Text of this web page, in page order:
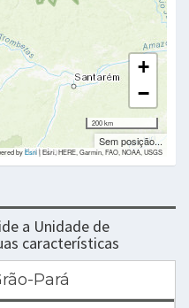
+
−
200 km
Sem posição...
byEsri|Esri, HERE, Garmin, FAO, NOAA, USGS
a Unidade de
características
Pará